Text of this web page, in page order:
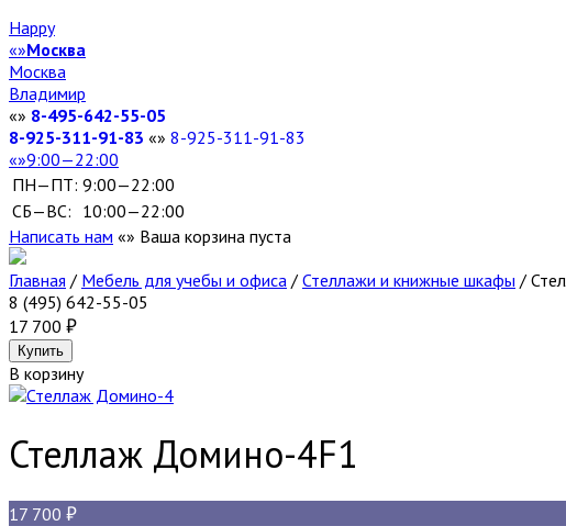
Happy
Москва
Москва
Владимир
8-495-642-55-05
8-925-311-91-83
8-925-311-91-83
9:00—22:00
ПН—ПТ: 9:00—22:00
СБ—ВС: 10:00—22:00
Написать нам
Ваша корзина пуста
Главная / Мебель для учебы и офиса / Стеллажи и книжные шкафы /
8 (495) 642-55-05
17 700
В корзину
Стеллаж Домино-4F1
17 700